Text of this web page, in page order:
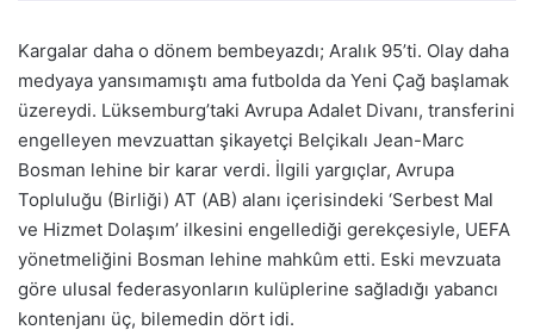
Kargalar daha o dönem bembeyazdı; Aralık 95’ti. Olay daha
medyaya yansımamıştı ama futbolda da Yeni Çağ başlamak
üzereydi. Lüksemburg’taki Avrupa Adalet Divanı, transferini
engelleyen mevzuattan şikayetçi Belçikalı Jean-Marc
Bosman lehine bir karar verdi. İlgili yargıçlar, Avrupa
Topluluğu (Birliği) AT (AB) alanı içerisindeki ‘Serbest Mal
ve Hizmet Dolaşım’ ilkesini engellediği gerekçesiyle, UEFA
yönetmeliğini Bosman lehine mahkûm etti. Eski mevzuata
göre ulusal federasyonların kulüplerine sağladığı yabancı
kontenjanı üç, bilemedin dört idi.